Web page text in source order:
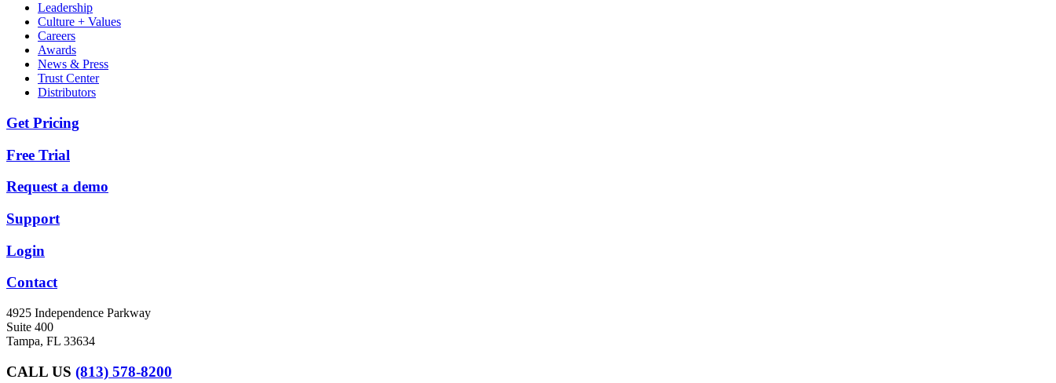
Leadership
Culture + Values
Careers
Awards
News & Press
Trust Center
Distributors
Get Pricing
Free Trial
Request a demo
Support
Login
Contact
4925 Independence Parkway
Suite 400
Tampa, FL 33634
CALL US (813) 578-8200